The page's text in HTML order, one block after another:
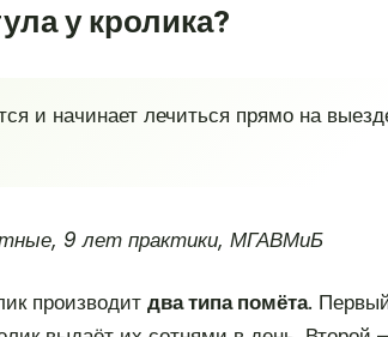
у кролика?
и начинает лечиться прямо на
9 лет практики, МГАВМиБ
производит два типа помёта.